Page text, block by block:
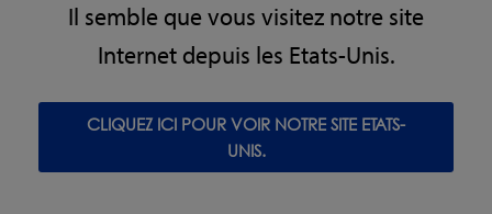
Il semble que vous visitez notre site
Internet depuis les Etats-Unis.
CLIQUEZ ICI POUR VOIR NOTRE SITE ETATS-
UNIS.
Case Study: Increase customer satisfaction by